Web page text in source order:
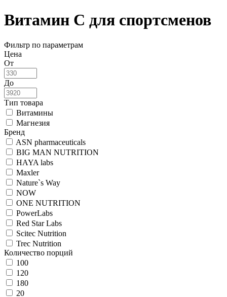
Витамин C для спортсменов
Фильтр по параметрам
Цена
От
До
Тип товара
Витамины
Магнезия
Бренд
ASN pharmaceuticals
BIG MAN NUTRITION
HAYA labs
Maxler
Nature`s Way
NOW
ONE NUTRITION
PowerLabs
Red Star Labs
Scitec Nutrition
Trec Nutrition
Количество порций
100
120
180
20